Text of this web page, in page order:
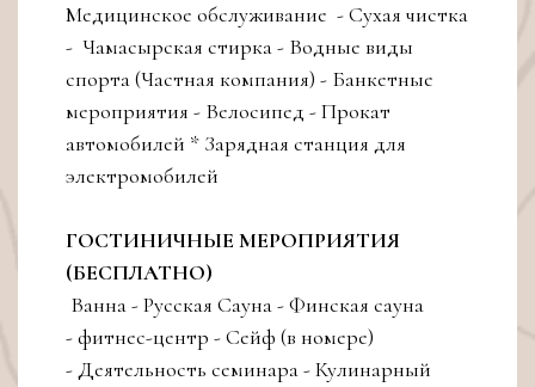
Медицинское обслуживание - Сухая чистка
- Чамасырская стирка - Водные виды
спорта (Частная компания) - Банкетные
мероприятия - Велосипед - Прокат
автомобилей * Зарядная станция для
электромобилей
ГОСТИНИЧНЫЕ МЕРОПРИЯТИЯ
(БЕСПЛАТНО)
Ванна - Русская Сауна - Финская сауна
- фитнес-центр - Сейф (в номере)
- Деятельность семинара - Кулинарный